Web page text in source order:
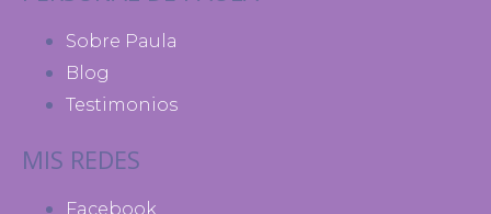
Sobre Paula
Blog
Testimonios
MIS REDES
Facebook